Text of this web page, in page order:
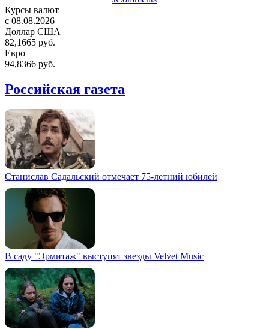
Курсы валют
c 08.08.2026
Доллар США
82,1665 руб.
Евро
94,8366 руб.
Российская газета
Станислав Садальский отмечает 75-летний юбилей
В саду "Эрмитаж" выступят звезды Velvet Music